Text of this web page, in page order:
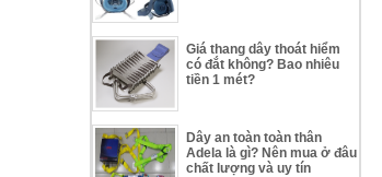
Giá thang dây thoát hiểm
có đắt không? Bao nhiêu
tiền 1 mét?
Dây an toàn toàn thân
Adela là gì? Nên mua ở đâu
chất lượng và uy tín